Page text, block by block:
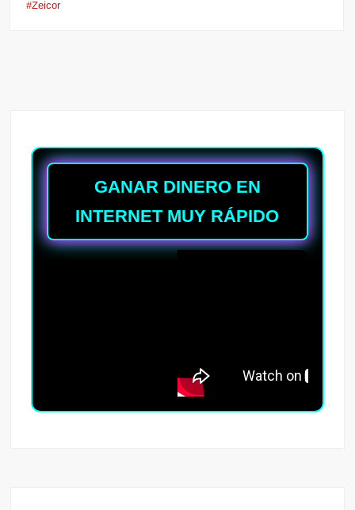
#Zeicor
GANAR DINERO EN
INTERNET MUY RÁPIDO